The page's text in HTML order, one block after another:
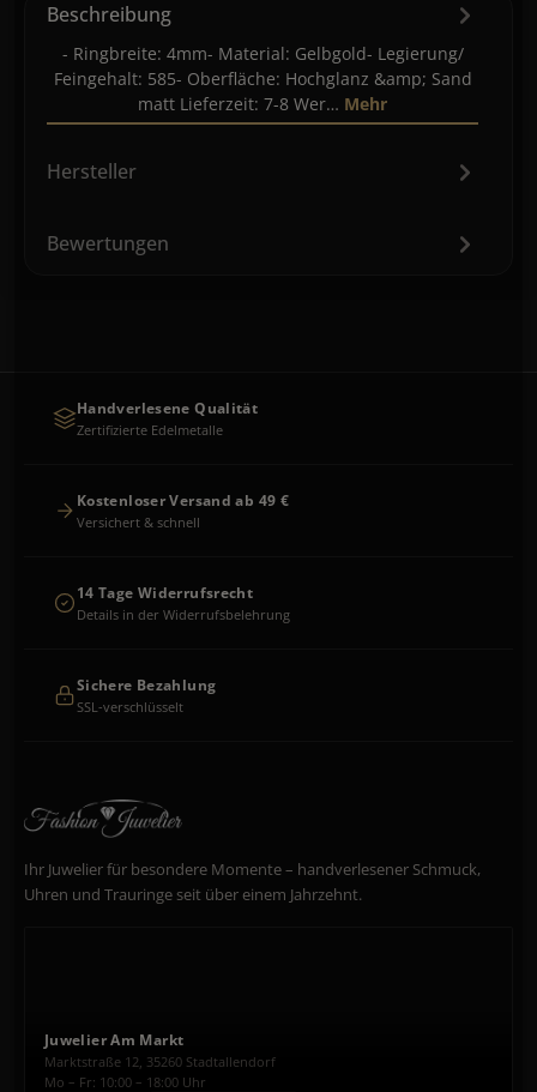
Beschreibung
- Ringbreite: 4mm- Material: Gelbgold- Legierung/
Feingehalt: 585- Oberfläche: Hochglanz &amp; Sand
matt Lieferzeit: 7-8 Wer… Mehr
Hersteller
Bewertungen
Handverlesene Qualität
Zertifizierte Edelmetalle
Kostenloser Versand ab 49 €
Versichert & schnell
14 Tage Widerrufsrecht
Details in der Widerrufsbelehrung
Sichere Bezahlung
SSL-verschlüsselt
Ihr Juwelier für besondere Momente – handverlesener Schmuck,
Uhren und Trauringe seit über einem Jahrzehnt.
Juwelier Am Markt
Marktstraße 12, 35260 Stadtallendorf
Mo – Fr: 10:00 – 18:00 Uhr